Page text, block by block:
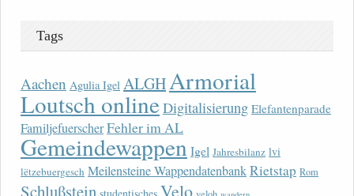
Tags
Aachen Agulia Igel ALGH Armorial
Loutsch onlineDigitalisierung Elefantenparade
FamiljefuerscherFehler im AL
Gemeindewappen Igel Jahresbilanz lvi
lëtzebuergesch Meilensteine WappendatenbankRietstap Rom
Schlußstein studentisches Velo